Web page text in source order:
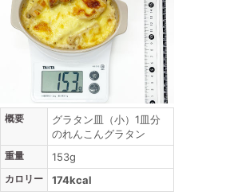
概要
グラタン皿（小）1皿分
のれんこんグラタン
重量 153g
カロリー 174kcal